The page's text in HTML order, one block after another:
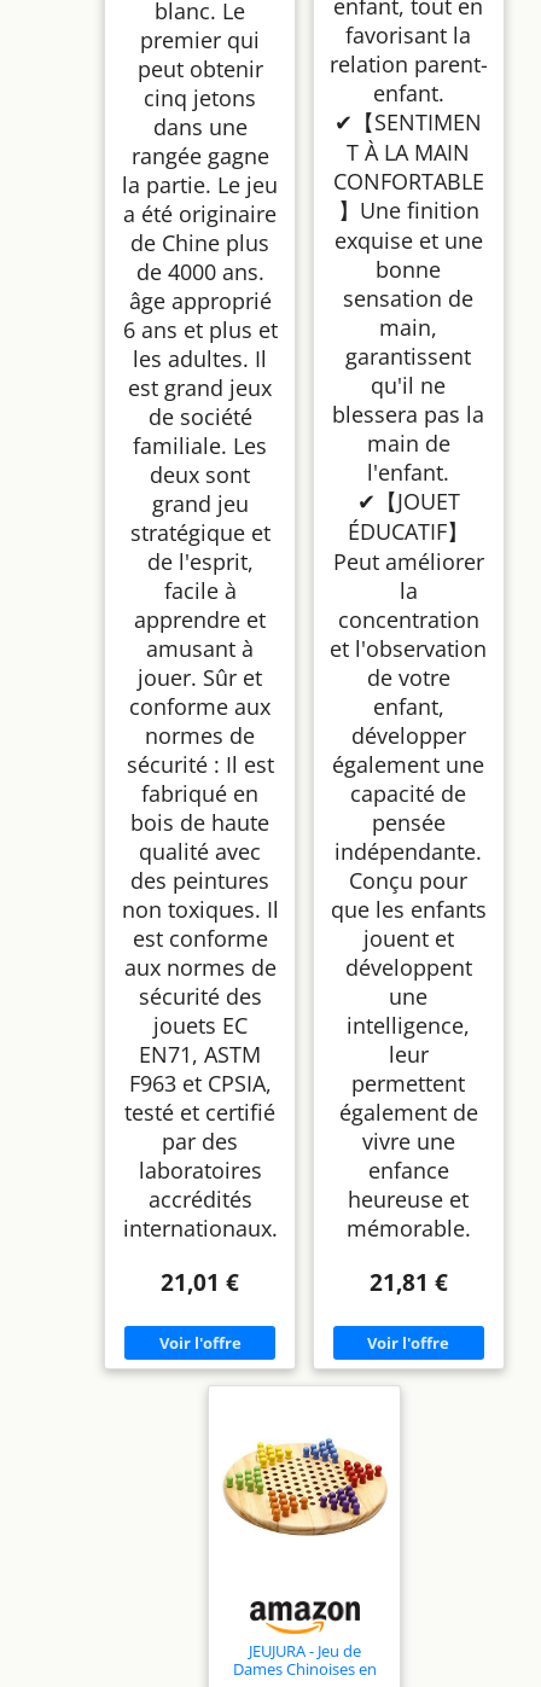
blanc. Le
premier qui
peut obtenir
cinq jetons
dans une
rangée gagne
la partie. Le jeu
a été originaire
de Chine plus
de 4000 ans.
âge approprié
6 ans et plus et
les adultes. Il
est grand jeux
de société
familiale. Les
deux sont
grand jeu
stratégique et
de l'esprit,
facile à
apprendre et
amusant à
jouer. Sûr et
conforme aux
normes de
sécurité : Il est
fabriqué en
bois de haute
qualité avec
des peintures
non toxiques. Il
est conforme
aux normes de
sécurité des
jouets EC
EN71, ASTM
F963 et CPSIA,
testé et certifié
par des
laboratoires
accrédités
internationaux.
21,01 €
enfant, tout en
favorisant la
relation parent-
enfant.
✔【SENTIMEN
T À LA MAIN
CONFORTABLE
】Une finition
exquise et une
bonne
sensation de
main,
garantissent
qu'il ne
blessera pas la
main de
l'enfant.
✔【JOUET
ÉDUCATIF】
Peut améliorer
la
concentration
et l'observation
de votre
enfant,
développer
également une
capacité de
pensée
indépendante.
Conçu pour
que les enfants
jouent et
développent
une
intelligence,
leur
permettent
également de
vivre une
enfance
heureuse et
mémorable.
21,81 €
JEUJURA - Jeu de
Dames Chinoises en